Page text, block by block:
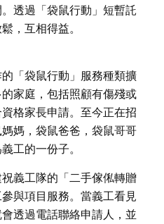
透過「袋鼠行動」短暫託
，互相得益。
「袋鼠行動」服務種類擴
家庭，包括照顧有傷殘或
格家長申請。至今正在招
媽，袋鼠爸爸，袋鼠哥哥
工的一份子。
祝義工隊的「二手傢俬轉贈
與項目服務。當義工看見
透過電話聯絡申請人，並